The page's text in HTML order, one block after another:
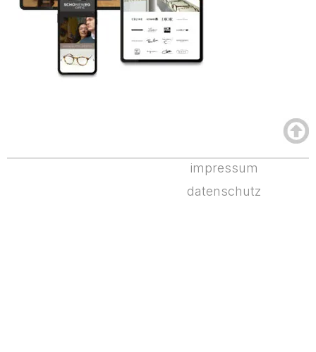
impressum
datenschutz